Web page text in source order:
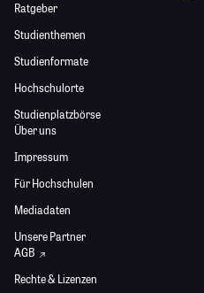
Ratgeber
Studienthemen
Studienformate
Hochschulorte
Studienplatzbörse
Über uns
Impressum
Für Hochschulen
Mediadaten
Unsere Partner
AGB
Rechte & Lizenzen